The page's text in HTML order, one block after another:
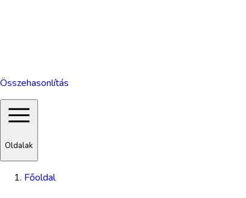
Összehasonlítás
Oldalak
Főoldal